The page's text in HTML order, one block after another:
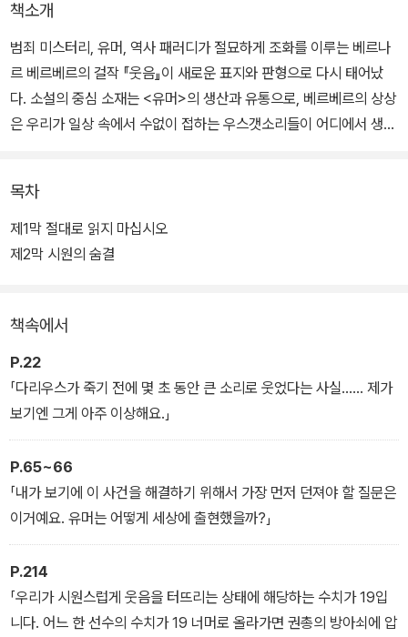
책소개
범죄 미스터리, 유머, 역사 패러디가 절묘하게 조화를 이루는 베르나
르 베르베르의 걸작 『웃음』이 새로운 표지와 판형으로 다시 태어났
다. 소설의 중심 소재는 <유머>의 생산과 유통으로, 베르베르의 상상
은 우리가 일상 속에서 수없이 접하는 우스갯소리들이 어디에서 생겨
우리는 하루에도 몇 편씩 절묘한 유머와 농담을 접한다. 더없이 완벽
한 구성을 갖고 있는 <작품>들이지만 작가는 없다. 혹시 누군가, 또
까? 이 질문들은 <인간은 왜 웃는가?>라는 하나의 근원적 질문에 맞
닿아 있으며, 작가는 이에 대한 답을 문학적 탐구를 통해 찾아 나간다.
새롭게 출간된 『웃음』은 시대에 맞추어 외래어 표기법을 꼼꼼하게 다
듬고 그간 달라진 맞춤법과 전문 용어를 반영했다.
목차
제1막 절대로 읽지 마십시오
제2막 시원의 숨결
책속에서
P.22
「다리우스가 죽기 전에 몇 초 동안 큰 소리로 웃었다는 사실…… 제가
보기엔 그게 아주 이상해요.」
P.65~66
「내가 보기에 이 사건을 해결하기 위해서 가장 먼저 던져야 할 질문은
이거예요. 유머는 어떻게 세상에 출현했을까?」
P.214
「우리가 시원스럽게 웃음을 터뜨리는 상태에 해당하는 수치가 19입
니다. 어느 한 선수의 수치가 19 너머로 올라가면 권총의 방아쇠에 압